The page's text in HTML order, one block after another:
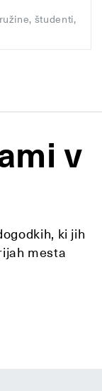
študenti,
v
ki jih
mesta